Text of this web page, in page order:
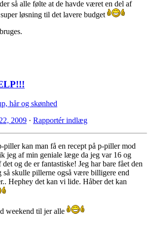
så alle følte at de havde været en del af
løsning til det lavere budget
hår og skønhed
2009 · Rapportér indlæg
piller kan man få en recept på p-piller mod
jeg af min geniale læge da jeg var 16 og
det og de er fantastiske! Jeg har bare fået den
så skulle pillerne også være billigere end
Hephey det kan vi lide. Håber det kan
weekend til jer alle